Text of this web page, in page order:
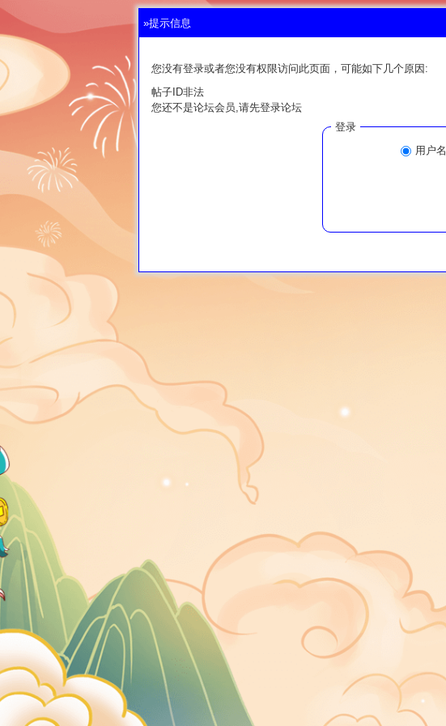
»提示信息
您没有登录或者您没有权限访问此页面，可能如下几个原因:
帖子ID非法
您还不是论坛会员,请先登录论坛
登录
用户名